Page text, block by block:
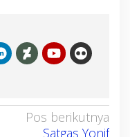
Pos berikutnya
Satgas Yonif